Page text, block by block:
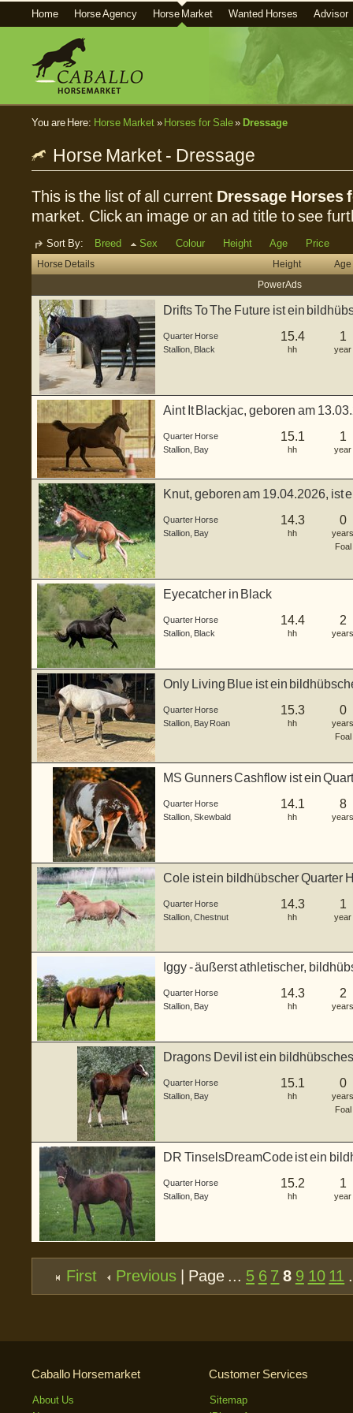
Home Horse Agency Horse Market Wanted Horses Advisor
You are Here: Horse Market» Horses for Sale» Dressage
Horse Market - Dressage
This is the list of all current Dressage Horses
market. Click an image or an ad title to see
Sort By: Breed Sex Colour Height Age Price
Horse Details Height
Age
Power Ads
Drifts To The Future ist ein
Quarter Horse
Stallion Black
15.4
hh
1
year
Aint It Blackjac, geboren am
Quarter Horse
Stallion Bay
15.1
hh
1
year
Knut, geboren am 19.04.2026, ist
Quarter Horse
Stallion Bay
14.3
hh
0
years
Foal
Eyecatcher in Black
Quarter Horse
Stallion Black
14.4
hh
2
years
Only Living Blue ist ein
Quarter Horse
Stallion Bay Roan
15.3
hh
0
years
Foal
MS Gunners Cashflow ist ein
Quarter Horse
Stallion Skewbald
14.1
hh
8
years
Cole ist ein bildhübscher Quarter
Quarter Horse
Stallion Chestnut
14.3
hh
1
year
Iggy - äußerst athletischer,
Quarter Horse
Stallion Bay
14.3
hh
2
years
Dragons Devil ist ein
Quarter Horse
Stallion Bay
15.1
hh
0
years
Foal
DR TinselsDreamCode ist ein
Quarter Horse
Stallion Bay
15.2
hh
1
year
First Previous | Page ... 5 6 7 8 9 10 11
Caballo Horsemarket
About Us
Customer Services
Sitemap